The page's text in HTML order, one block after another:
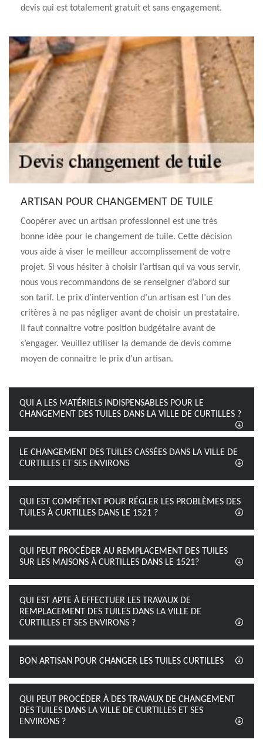
devis qui est totalement gratuit et sans engagement.
ARTISAN POUR CHANGEMENT DE TUILE
Coopérer avec un artisan professionnel est une très
bonne idée pour le changement de tuile. Cette décision
vous aide à viser le meilleur accomplissement de votre
projet. Si vous hésiter à choisir l’artisan qui va vous servir,
nous vous recommandons de se renseigner d’abord sur
son tarif. Le prix d’intervention d’un artisan est l’un des
critères à ne pas négliger avant de choisir un prestataire.
Il faut connaitre votre position budgétaire avant de
s’engager. Veuillez utiliser la demande de devis comme
moyen de connaitre le prix d’un artisan.
QUI A LES MATÉRIELS INDISPENSABLES POUR LE
CHANGEMENT DES TUILES DANS LA VILLE DE CURTILLES ?
LE CHANGEMENT DES TUILES CASSÉES DANS LA VILLE DE
CURTILLES ET SES ENVIRONS
QUI EST COMPÉTENT POUR RÉGLER LES PROBLÈMES DES
TUILES À CURTILLES DANS LE 1521 ?
QUI PEUT PROCÉDER AU REMPLACEMENT DES TUILES
SUR LES MAISONS À CURTILLES DANS LE 1521?
QUI EST APTE À EFFECTUER LES TRAVAUX DE
REMPLACEMENT DES TUILES DANS LA VILLE DE
CURTILLES ET SES ENVIRONS ?
BON ARTISAN POUR CHANGER LES TUILES CURTILLES
QUI PEUT PROCÉDER À DES TRAVAUX DE CHANGEMENT
DES TUILES DANS LA VILLE DE CURTILLES ET SES
ENVIRONS ?